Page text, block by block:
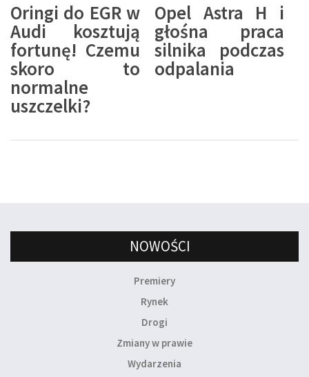
Oringi do EGR w
Audi kosztują
fortunę! Czemu
skoro to
normalne
uszczelki?
Opel Astra H i
głośna praca
silnika podczas
odpalania
NOWOŚCI
Premiery
Rynek
Drogi
Zmiany w prawie
Wydarzenia